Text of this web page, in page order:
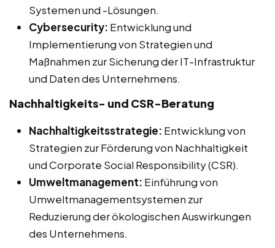
Systemen und -Lösungen.
Cybersecurity: Entwicklung und
Implementierung von Strategien und
Maßnahmen zur Sicherung der IT-Infrastruktur
und Daten des Unternehmens.
Nachhaltigkeits- und CSR-Beratung
Nachhaltigkeitsstrategie: Entwicklung von
Strategien zur Förderung von Nachhaltigkeit
und Corporate Social Responsibility (CSR).
Umweltmanagement: Einführung von
Umweltmanagementsystemen zur
Reduzierung der ökologischen Auswirkungen
des Unternehmens.